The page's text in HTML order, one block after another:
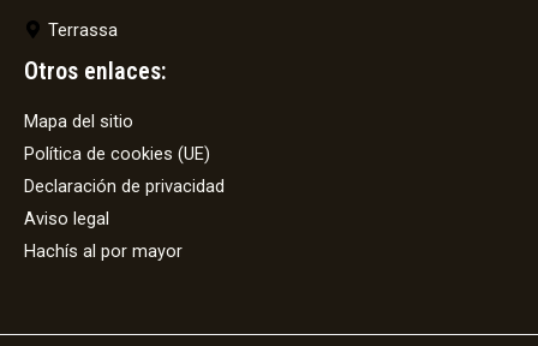
Terrassa
Otros enlaces:
Mapa del sitio
Política de cookies (UE)
Declaración de privacidad
Aviso legal
Hachís al por mayor